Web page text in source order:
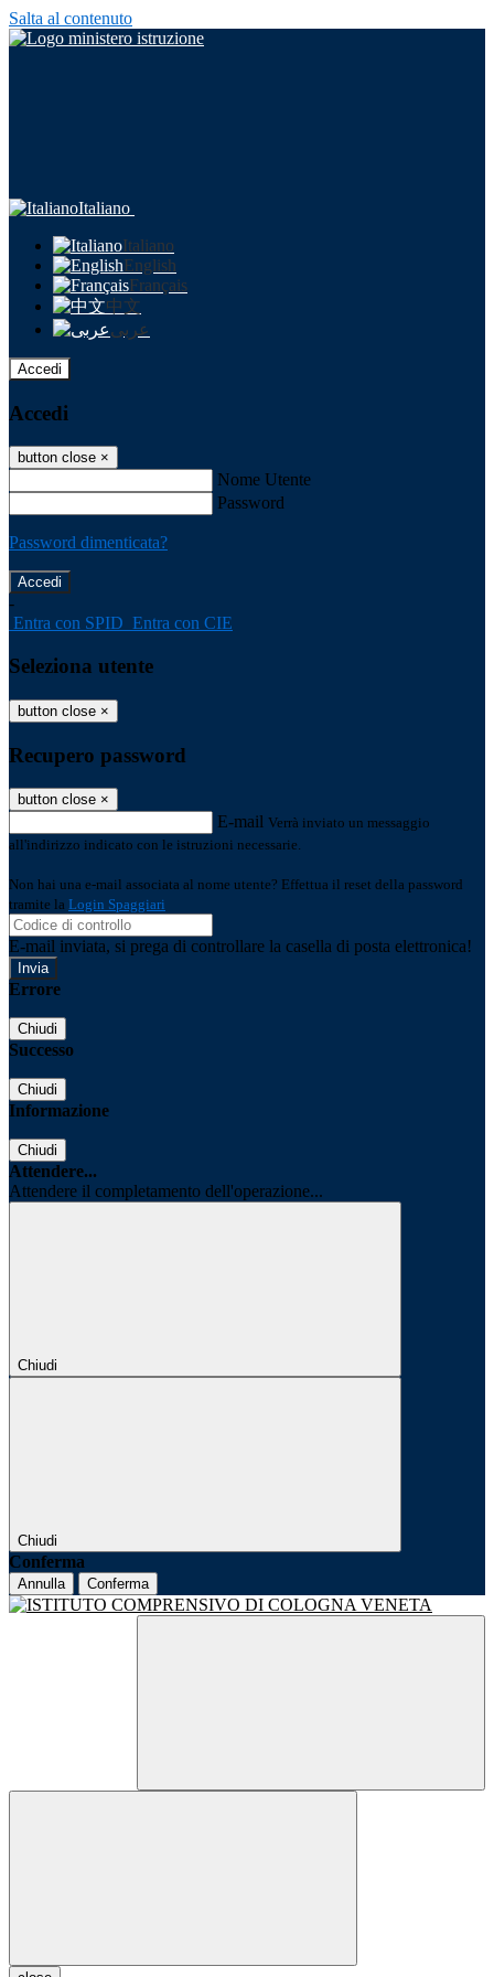
Salta al contenuto
Italiano
Italiano
English
Français
中文
عربى
Accedi
Accedi
button close ×
Nome Utente
Password
Password dimenticata?
-
Entra con SPID Entra con CIE
Seleziona utente
button close ×
Recupero password
button close ×
E-mail Verrà inviato un messaggio
all'indirizzo indicato con le istruzioni necessarie.
Non hai una e-mail associata al nome utente? Effettua il reset della password
tramite la Login Spaggiari
E-mail inviata, si prega di controllare la casella di posta elettronica!
Errore
Chiudi
Successo
Chiudi
Informazione
Chiudi
Attendere...
Attendere il completamento dell'operazione...
Chiudi
Chiudi
Conferma
Annulla Conferma